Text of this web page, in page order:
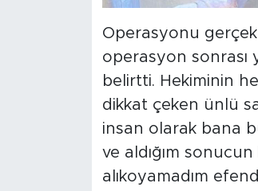
Operasyonu
operasyon sonrası
belirtti. Hekiminin
dikkat çeken ünlü
insan olarak bana
ve aldığım
alıkoyamadım